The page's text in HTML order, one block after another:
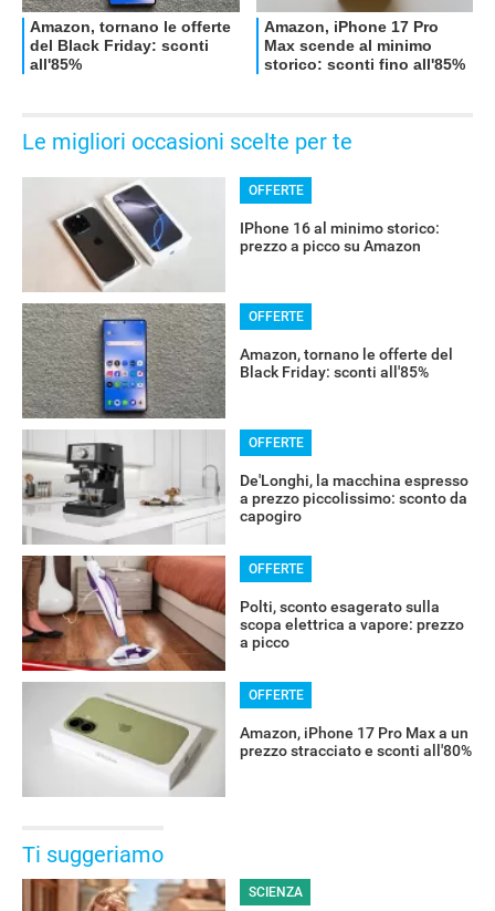
Le migliori occasioni scelte per te
OFFERTE
IPhone 16 al minimo storico:
prezzo a picco su Amazon
OFFERTE
Amazon, tornano le offerte del
Black Friday: sconti all'85%
OFFERTE
De'Longhi, la macchina espresso
a prezzo piccolissimo: sconto da
capogiro
OFFERTE
Polti, sconto esagerato sulla
scopa elettrica a vapore: prezzo
a picco
OFFERTE
Amazon, iPhone 17 Pro Max a un
prezzo stracciato e sconti all'80%
Ti suggeriamo
SCIENZA